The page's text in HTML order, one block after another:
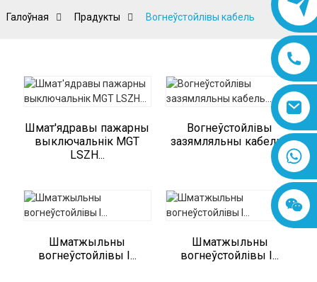
Галоўная Прадукты Вогнеўстойлівы кабель
Шмат'ядравы пажарны
выключальнік MGT
LSZH...
Вогнеўстойлівы
зазямляльны кабель...
Шматжыльны
вогнеўстойлівы I...
Шматжыльны
вогнеўстойлівы I...